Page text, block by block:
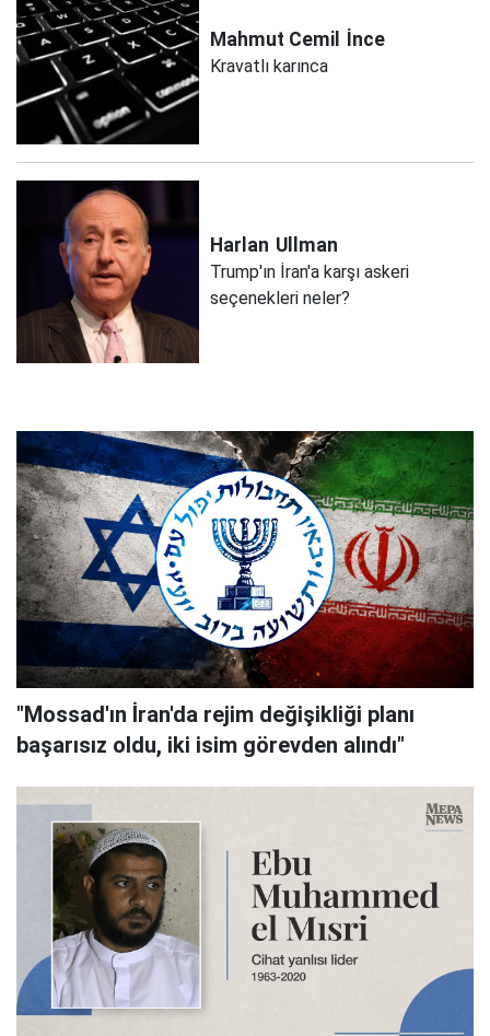
Mahmut Cemil İnce
Kravatlı karınca
Harlan Ullman
Trump'ın İran'a karşı askeri
seçenekleri neler?
"Mossad'ın İran'da rejim değişikliği planı
başarısız oldu, iki isim görevden alındı"